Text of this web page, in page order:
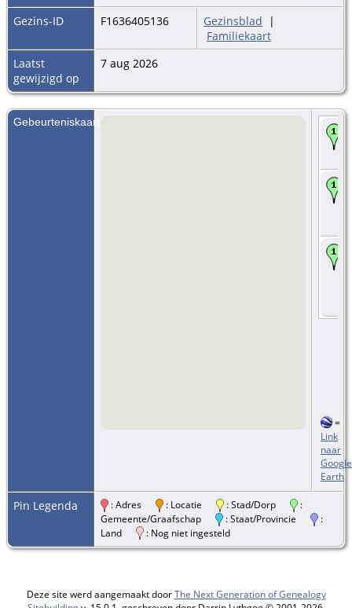
Gezins-ID
F1636405136 Gezinsblad |
Familiekaart
Laatst
gewijzigd op
7 aug 2026
Gebeurteniskaart
=
Link
naar
Google
Earth
Pin Legenda : Adres : Locatie : Stad/Dorp
:
Gemeente/Graafschap
: Staat/Provincie
:
Land
: Nog niet ingesteld
Deze site werd aangemaakt doorThe Next Generation of Genealogy